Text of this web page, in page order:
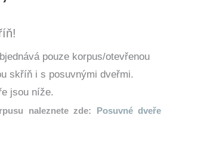
Kč.
6
297,00 Kč.
pouze korpus/otevřenou
skříň i s posuvnými dveřmi.
jsou níže.
naleznete zde: Posuvné dveře